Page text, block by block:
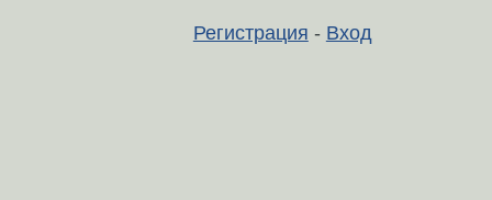
Регистрация - Вход